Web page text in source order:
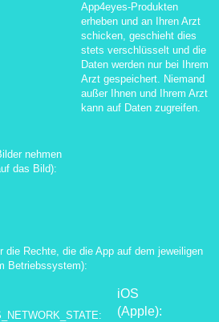
App4eyes-Produkten
erheben und an Ihren Arzt
schicken, geschieht dies
stets verschlüsselt und die
Daten werden nur bei Ihrem
Arzt gespeichert. Niemand
außer Ihnen und Ihrem Arzt
kann auf Daten zugreifen.
nehmen
das Bild):
die Rechte, die die App auf dem jeweiligen
Betriebssystem):
iOS
(Apple):